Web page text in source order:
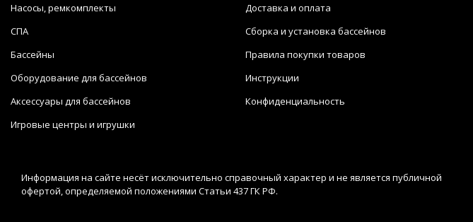
Насосы, ремкомплекты
СПА
Бассейны
Оборудование для бассейнов
Аксессуары для бассейнов
Игровые центры и игрушки
Доставка и оплата
Сборка и установка бассейнов
Правила покупки товаров
Инструкции
Конфиденциальность
Информация на сайте несёт исключительно справочный характер и не является публичной
офертой, определяемой положениями Статьи 437 ГК РФ.